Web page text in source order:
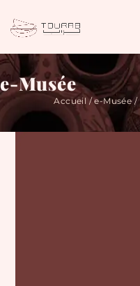
e-Musée
Accueil /e-Musée/